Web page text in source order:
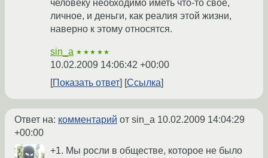
человеку необходимо иметь что-то своё,
личное, и деньги, как реалия этой жизни,
наверно к этому относятся.
sin_a ★★★★★
10.02.2009 14:06:42 +00:00
Показать ответ
Ссылка
Ответ на: комментарий от sin_a 10.02.2009 14:04:29
+00:00
+1. Мы росли в обществе, которое не было